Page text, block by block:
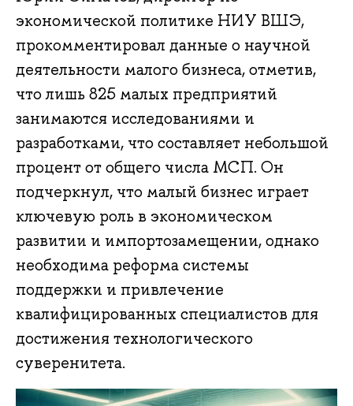
экономической политике НИУ ВШЭ,
прокомментировал данные о научной
деятельности малого бизнеса, отметив,
что лишь 825 малых предприятий
занимаются исследованиями и
разработками, что составляет небольшой
процент от общего числа МСП. Он
подчеркнул, что малый бизнес играет
ключевую роль в экономическом
развитии и импортозамещении, однако
необходима реформа системы
поддержки и привлечение
квалифицированных специалистов для
достижения технологического
суверенитета.